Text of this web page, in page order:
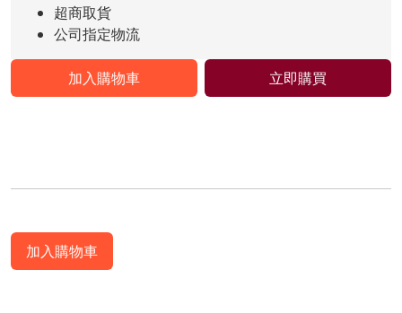
超商取貨
公司指定物流
加入購物車 立即購買
加入購物車